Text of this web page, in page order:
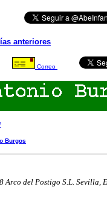
anteriores
Correo
Burgos
Arco del Postigo S.L. Sevilla,